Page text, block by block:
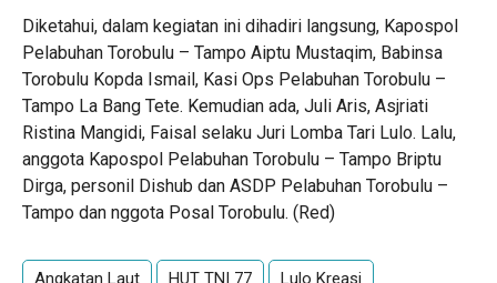
Diketahui, dalam kegiatan ini dihadiri langsung, Kapospol
Pelabuhan Torobulu – Tampo Aiptu Mustaqim, Babinsa
Torobulu Kopda Ismail, Kasi Ops Pelabuhan Torobulu –
Tampo La Bang Tete. Kemudian ada, Juli Aris, Asjriati
Ristina Mangidi, Faisal selaku Juri Lomba Tari Lulo. Lalu,
anggota Kapospol Pelabuhan Torobulu – Tampo Briptu
Dirga, personil Dishub dan ASDP Pelabuhan Torobulu –
Tampo dan nggota Posal Torobulu. (Red)
Angkatan Laut HUT TNI 77 Lulo Kreasi